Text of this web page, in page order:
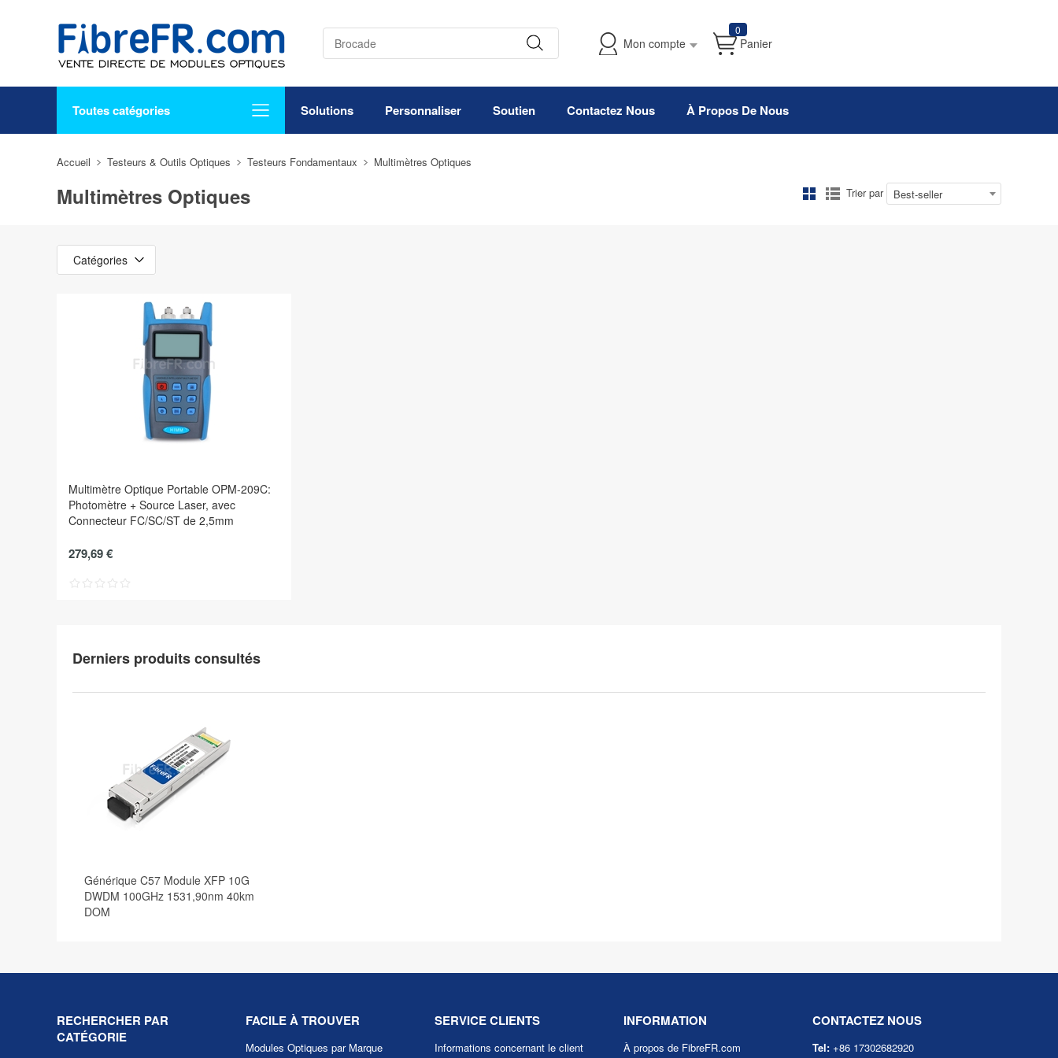
Mon compte
0
Panier
Toutes catégories Solutions Personnaliser Soutien Contactez Nous À Propos De Nous
Accueil Testeurs & Outils Optiques Testeurs Fondamentaux Multimètres Optiques
Multimètres Optiques Trier par Best-seller
Catégories
Multimètre Optique Portable OPM-209C:
Photomètre + Source Laser, avec
Connecteur FC/SC/ST de 2,5mm
279,69 €
Derniers produits consultés
Générique C57 Module XFP 10G
DWDM 100GHz 1531,90nm 40km
DOM
RECHERCHER PAR
CATÉGORIE
FACILE À TROUVER
Modules Optiques par Marque
SERVICE CLIENTS
Informations concernant le client
INFORMATION
À propos de FibreFR.com
CONTACTEZ NOUS
Tel: +86 17302682920